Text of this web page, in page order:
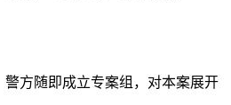
方随即成立专案组，对本案展开